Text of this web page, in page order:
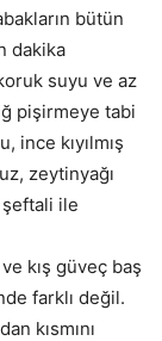
bütün
dakika
suyu ve az
pişirmeye tabi
kıyılmış
zeytinyağı
ile
kış güveç baş
farklı değil.
kısmını